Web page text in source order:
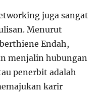
juga sangat
Menurut
Endah,
menjalin hubungan
penerbit adalah
karir